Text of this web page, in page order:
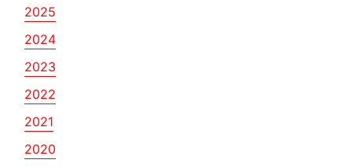
2025
2024
2023
2022
2021
2020